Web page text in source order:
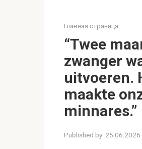
Главная страница
“Twee
zwanger
uitvoeren.
maakte
minnares.”
Published by: 25.06.2026